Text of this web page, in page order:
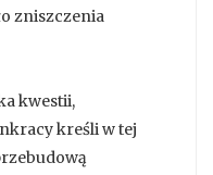
zniszczenia
kwestii,
kreśli w tej